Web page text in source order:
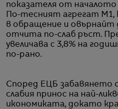
показателя от началото
По-тесният агрегат
в обращение и
отчита по-слаб ръст.
увеличава с 3,8% на
по-рано.
Според ЕЦБ забавянето
слабия принос на най-
икономиката, докато